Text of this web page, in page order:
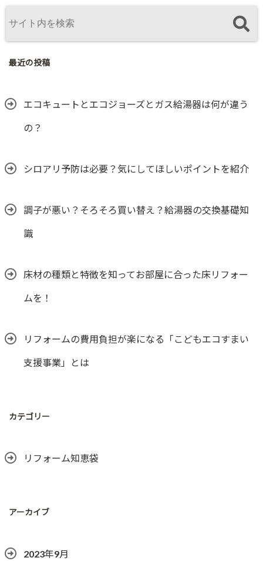
最近の投稿
エコキュートとエコジョーズとガス給湯器は何が違う
の？
シロアリ予防は必要？気にしてほしいポイントを紹介
調子が悪い？そろそろ買い替え？給湯器の交換基礎知
識
床材の種類と特徴を知ってお部屋に合った床リフォー
ムを！
リフォームの費用負担が楽になる「こどもエコすまい
支援事業」とは
カテゴリー
リフォーム知恵袋
アーカイブ
2023年9月